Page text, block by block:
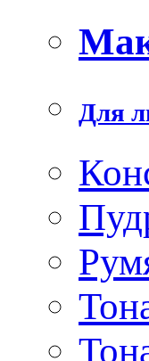
Для